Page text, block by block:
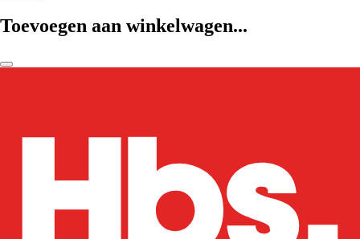
Toevoegen aan winkelwagen...